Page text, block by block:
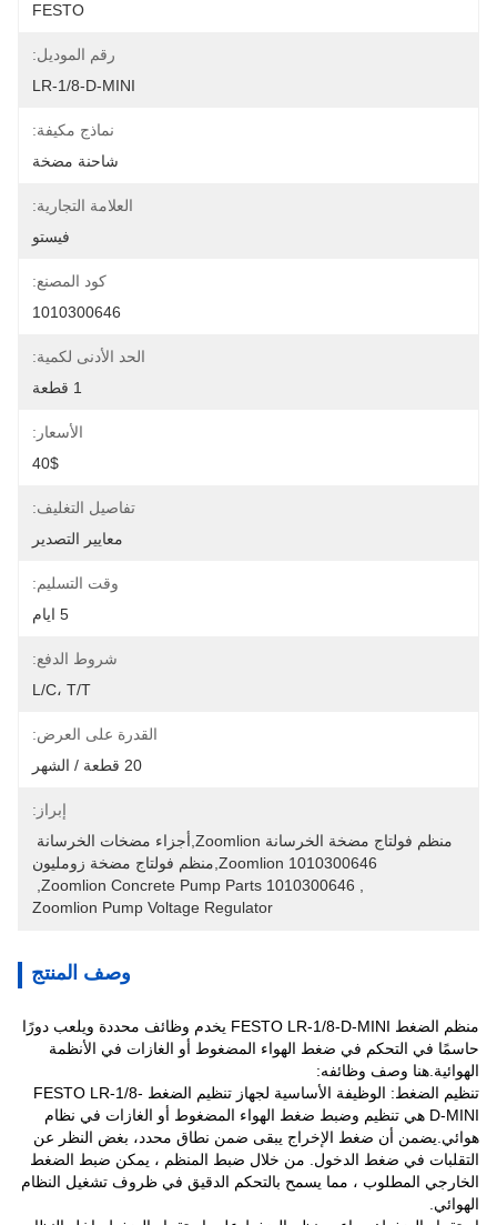
FESTO
رقم الموديل:
LR-1/8-D-MINI
نماذج مكيفة:
شاحنة مضخة
العلامة التجارية:
فيستو
كود المصنع:
1010300646
الحد الأدنى لكمية:
1 قطعة
الأسعار:
40$
تفاصيل التغليف:
معايير التصدير
وقت التسليم:
5 ايام
شروط الدفع:
L/C، T/T
القدرة على العرض:
20 قطعة / الشهر
إبراز:
Zoomlion 1010300646,منظم فولتاج مضخة زومليون
Zoomlion Concrete Pump Parts 1010300646
Zoomlion Pump Voltage Regulator
وصف المنتج
منظم الضغط FESTO LR-1/8-D-MINI يخدم وظائف محددة ويلعب دورًا
حاسمًا في التحكم في ضغط الهواء المضغوط أو الغازات في الأنظمة
الهوائية.هنا وصف وظائفه:
تنظيم الضغط: الوظيفة الأساسية لجهاز تنظيم الضغط FESTO LR-1/8-
D-MINI هي تنظيم وضبط ضغط الهواء المضغوط أو الغازات في نظام
هوائي.يضمن أن ضغط الإخراج يبقى ضمن نطاق محدد، بغض النظر عن
التقلبات في ضغط الدخول. من خلال ضبط المنظم ، يمكن ضبط الضغط
الخارجي المطلوب ، مما يسمح بالتحكم الدقيق في ظروف تشغيل النظام
الهوائي.